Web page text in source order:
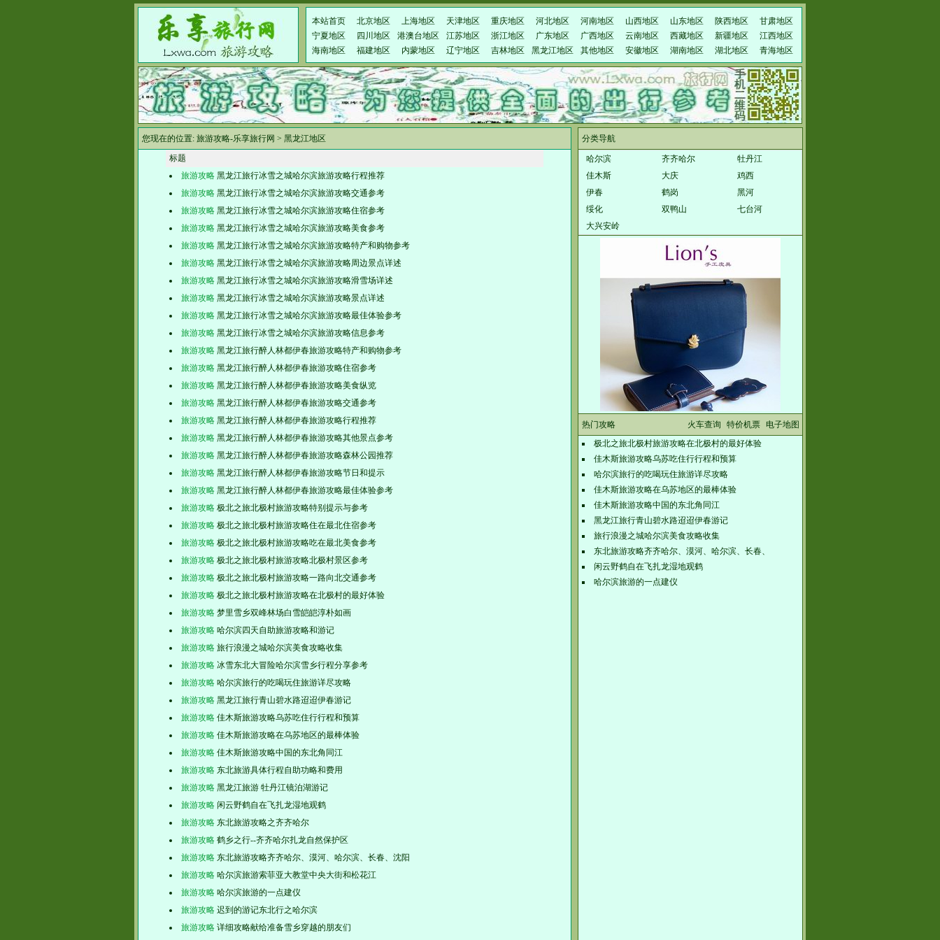
本站首页 北京地区 上海地区 天津地区 重庆地区 河北地区 河南地区 山西地区 山东地区 陕西地区
甘肃地区
宁夏地区
四川地区 港澳台地区 江苏地区 浙江地区 广东地区 广西地区 云南地区 西藏地区 新疆地区
江西地区
海南地区
福建地区 内蒙地区 辽宁地区 吉林地区 黑龙江地区 其他地区 安徽地区 湖南地区 湖北地区 青海地区
您现在的位置: 旅游攻略-乐享旅行网 > 黑龙江地区
标题
旅游攻略 黑龙江旅行冰雪之城哈尔滨旅游攻略行程推荐
旅游攻略 黑龙江旅行冰雪之城哈尔滨旅游攻略交通参考
旅游攻略 黑龙江旅行冰雪之城哈尔滨旅游攻略住宿参考
旅游攻略 黑龙江旅行冰雪之城哈尔滨旅游攻略美食参考
旅游攻略 黑龙江旅行冰雪之城哈尔滨旅游攻略特产和购物参考
旅游攻略 黑龙江旅行冰雪之城哈尔滨旅游攻略周边景点详述
旅游攻略 黑龙江旅行冰雪之城哈尔滨旅游攻略滑雪场详述
旅游攻略 黑龙江旅行冰雪之城哈尔滨旅游攻略景点详述
旅游攻略 黑龙江旅行冰雪之城哈尔滨旅游攻略最佳体验参考
旅游攻略 黑龙江旅行冰雪之城哈尔滨旅游攻略信息参考
旅游攻略 黑龙江旅行醉人林都伊春旅游攻略特产和购物参考
旅游攻略 黑龙江旅行醉人林都伊春旅游攻略住宿参考
旅游攻略 黑龙江旅行醉人林都伊春旅游攻略美食纵览
旅游攻略 黑龙江旅行醉人林都伊春旅游攻略交通参考
旅游攻略 黑龙江旅行醉人林都伊春旅游攻略行程推荐
旅游攻略 黑龙江旅行醉人林都伊春旅游攻略其他景点参考
旅游攻略 黑龙江旅行醉人林都伊春旅游攻略森林公园推荐
旅游攻略 黑龙江旅行醉人林都伊春旅游攻略节日和提示
旅游攻略 黑龙江旅行醉人林都伊春旅游攻略最佳体验参考
旅游攻略 极北之旅北极村旅游攻略特别提示与参考
旅游攻略 极北之旅北极村旅游攻略住在最北住宿参考
旅游攻略 极北之旅北极村旅游攻略吃在最北美食参考
旅游攻略 极北之旅北极村旅游攻略北极村景区参考
旅游攻略 极北之旅北极村旅游攻略一路向北交通参考
旅游攻略 极北之旅北极村旅游攻略在北极村的最好体验
旅游攻略 梦里雪乡双峰林场白雪皑皑淳朴如画
旅游攻略 哈尔滨四天自助旅游攻略和游记
旅游攻略 旅行浪漫之城哈尔滨美食攻略收集
旅游攻略 冰雪东北大冒险哈尔滨雪乡行程分享参考
旅游攻略 哈尔滨旅行的吃喝玩住旅游详尽攻略
旅游攻略 黑龙江旅行青山碧水路迢迢伊春游记
旅游攻略 佳木斯旅游攻略乌苏吃住行行程和预算
旅游攻略 佳木斯旅游攻略在乌苏地区的最棒体验
旅游攻略 佳木斯旅游攻略中国的东北角同江
旅游攻略 东北旅游具体行程自助功略和费用
旅游攻略 黑龙江旅游 牡丹江镜泊湖游记
旅游攻略 闲云野鹤自在飞扎龙湿地观鹤
旅游攻略 东北旅游攻略之齐齐哈尔
旅游攻略 鹤乡之行--齐齐哈尔扎龙自然保护区
旅游攻略 东北旅游攻略齐齐哈尔、漠河、哈尔滨、长春、沈阳
旅游攻略 哈尔滨旅游索菲亚大教堂中央大街和松花江
旅游攻略 哈尔滨旅游的一点建仪
旅游攻略 迟到的游记东北行之哈尔滨
旅游攻略 详细攻略献给准备雪乡穿越的朋友们
分类导航
哈尔滨 齐齐哈尔
牡丹江
佳木斯
大庆
鸡西
伊春
鹤岗
黑河
绥化
双鸭山
七台河
大兴安岭
热门攻略 火车查询 特价机票
电子地图
极北之旅北极村旅游攻略在北极村的最好体验
佳木斯旅游攻略乌苏吃住行行程和预算
哈尔滨旅行的吃喝玩住旅游详尽攻略
佳木斯旅游攻略在乌苏地区的最棒体验
佳木斯旅游攻略中国的东北角同江
黑龙江旅行青山碧水路迢迢伊春游记
旅行浪漫之城哈尔滨美食攻略收集
东北旅游攻略齐齐哈尔、漠河、哈尔滨、长春、
闲云野鹤自在飞扎龙湿地观鹤
哈尔滨旅游的一点建仪